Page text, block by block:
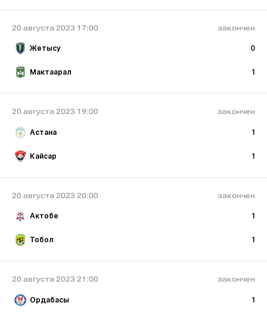
20 августа 2023 17:00 закончен
Жетысу 0
Мактаарал 1
20 августа 2023 19:00 закончен
Астана 1
Кайсар 1
20 августа 2023 20:00 закончен
Актобе 1
Тобол 1
20 августа 2023 21:00 закончен
Ордабасы 1